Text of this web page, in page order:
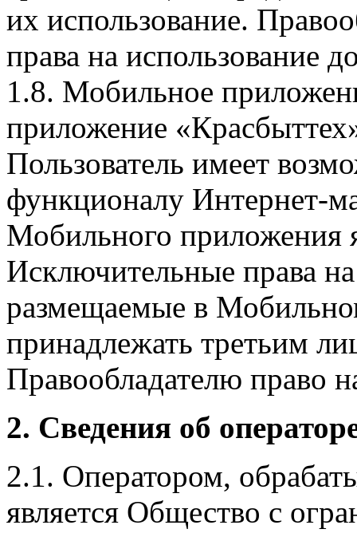
их использование.
права на использование
1.8. Мобильное
приложение
Пользователь имеет
функционалу Интернет-
Мобильного приложения
Исключительные права
размещаемые в
принадлежать третьим
Правообладателю право
2. Сведения об
2.1. Оператором,
является Общество с